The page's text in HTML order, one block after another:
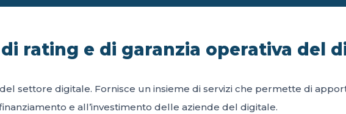
rating e di garanzia operativa del
settore digitale. Fornisce un insieme di servizi che permette di
e all’investimento delle aziende del digitale.